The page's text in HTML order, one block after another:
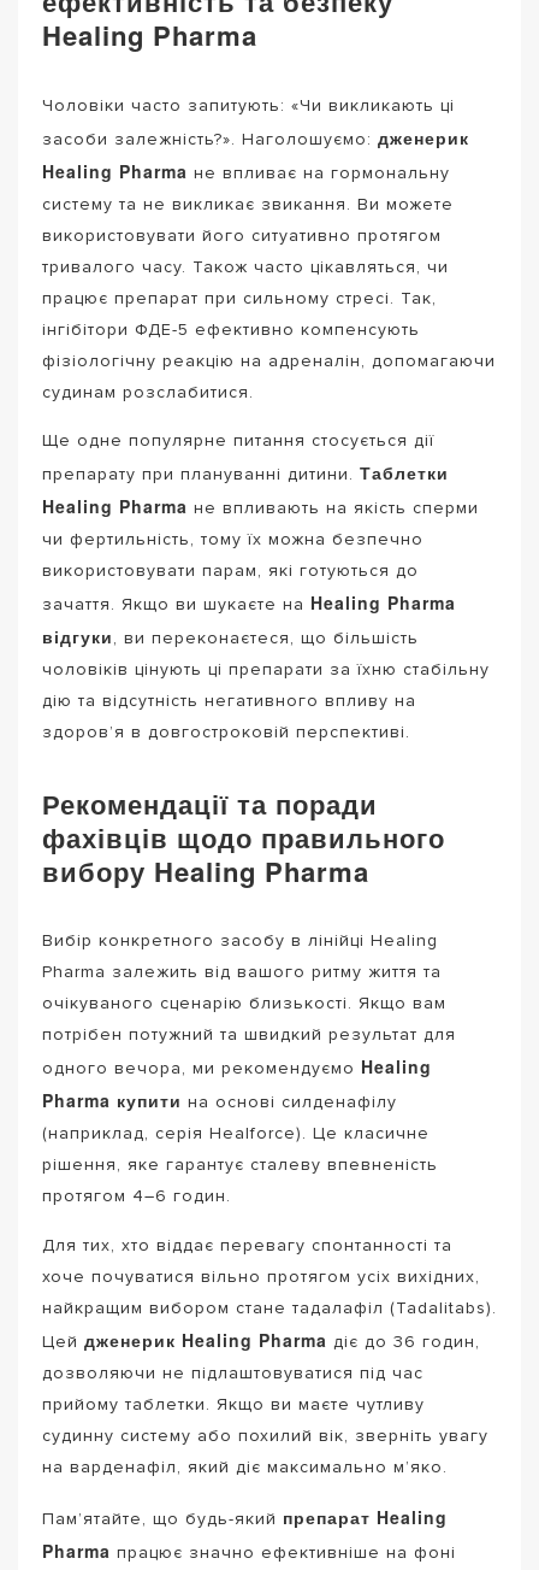
Healing Pharma
Чоловіки часто запитують: «Чи викликають ці
засоби залежність?». Наголошуємо: дженерик
Healing Pharma не впливає на гормональну
систему та не викликає звикання. Ви можете
використовувати його ситуативно протягом
тривалого часу. Також часто цікавляться, чи
працює препарат при сильному стресі. Так,
інгібітори ФДЕ-5 ефективно компенсують
фізіологічну реакцію на адреналін, допомагаючи
судинам розслабитися.
Ще одне популярне питання стосується дії
препарату при плануванні дитини. Таблетки
Healing Pharma не впливають на якість сперми
чи фертильність, тому їх можна безпечно
використовувати парам, які готуються до
зачаття. Якщо ви шукаєте на Healing Pharma
відгуки, ви переконаєтеся, що більшість
чоловіків цінують ці препарати за їхню стабільну
дію та відсутність негативного впливу на
здоров’я в довгостроковій перспективі.
Рекомендації та поради
фахівців щодо правильного
вибору Healing Pharma
Вибір конкретного засобу в лінійці Healing
Pharma залежить від вашого ритму життя та
очікуваного сценарію близькості. Якщо вам
потрібен потужний та швидкий результат для
одного вечора, ми рекомендуємо Healing
Pharma купити на основі силденафілу
(наприклад, серія Healforce). Це класичне
рішення, яке гарантує сталеву впевненість
протягом 4–6 годин.
Для тих, хто віддає перевагу спонтанності та
хоче почуватися вільно протягом усіх вихідних,
найкращим вибором стане тадалафіл (Tadalitabs).
Цей дженерик Healing Pharma діє до 36 годин,
дозволяючи не підлаштовуватися під час
прийому таблетки. Якщо ви маєте чутливу
судинну систему або похилий вік, зверніть увагу
на варденафіл, який діє максимально м’яко.
Пам’ятайте, що будь-який препарат Healing
Pharma працює значно ефективніше на фоні